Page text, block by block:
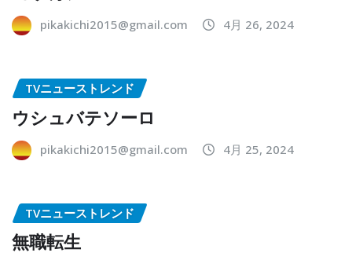
pikakichi2015@gmail.com 4月 26, 2024
TVニューストレンド
ウシュバテソーロ
pikakichi2015@gmail.com 4月 25, 2024
TVニューストレンド
無職転生